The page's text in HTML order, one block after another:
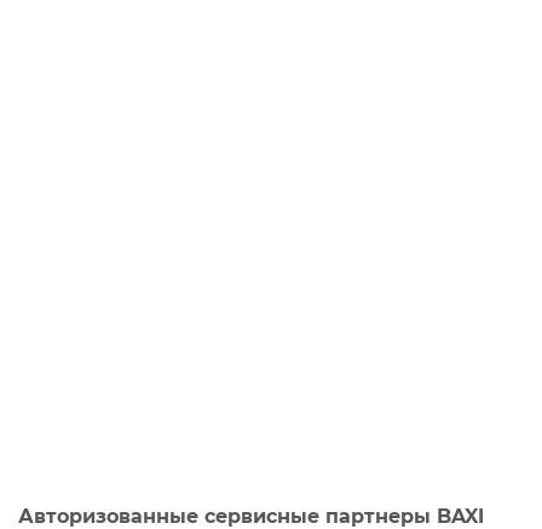
Авторизованные сервисные партнеры BAXI